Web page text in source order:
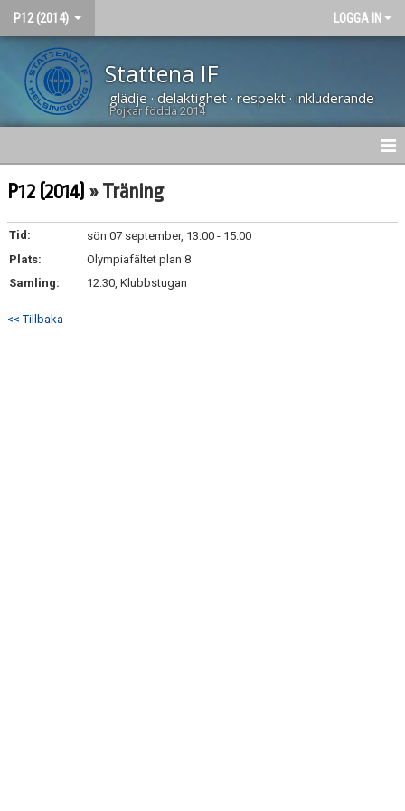
P12 (2014) LOGGA IN
Stattena IF
glädje · delaktighet · respekt · inkluderande
Pojkar födda 2014
HEM
NYHETER
KALENDER
P12 (2014) » Träning
Tid:
sön 07 september, 13:00 - 15:00
Plats:
Olympiafältet plan 8
Samling:
12:30, Klubbstugan
<< Tillbaka